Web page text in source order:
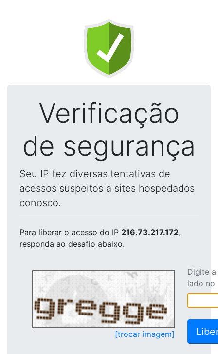
Verificação
de segurança
Seu IP fez diversas tentativas de
acessos suspeitos a sites hospedados
conosco.
Para liberar o acesso do IP 216.73.217.172,
responda ao desafio abaixo.
[trocar imagem]
Digite
lado no